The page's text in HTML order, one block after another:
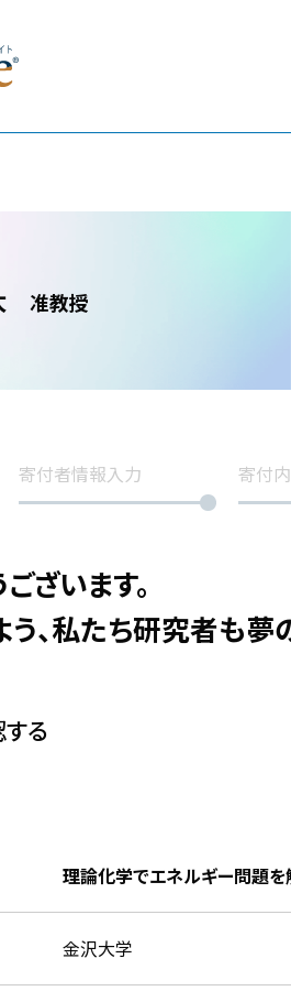
准教授
寄付者情報入力 寄付
ざいます。
、私たち研究者も夢
る
理論化学でエネルギー問題を
金沢大学